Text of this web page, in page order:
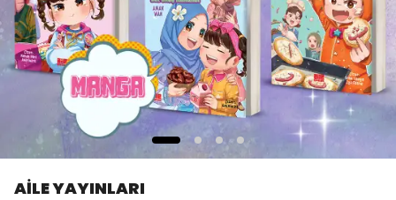
AİLE YAYINLARI